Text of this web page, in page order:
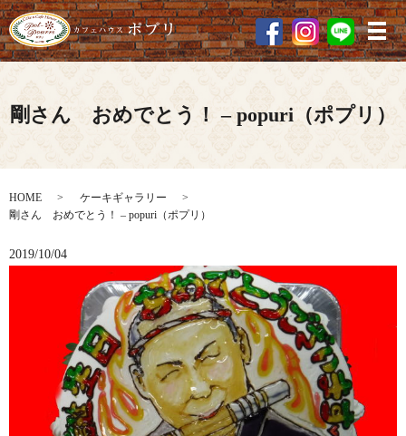
メ
剛さん おめでとう！ – popuri（ポプリ）
HOME
ケーキギャラリー
剛さん おめでとう！ – popuri（ポプリ）
2019/10/04